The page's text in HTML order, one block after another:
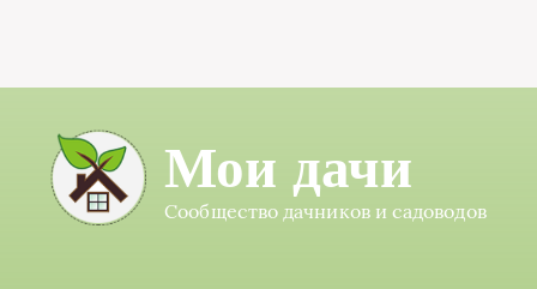
Мои дачи
Сообщество дачников и садоводов